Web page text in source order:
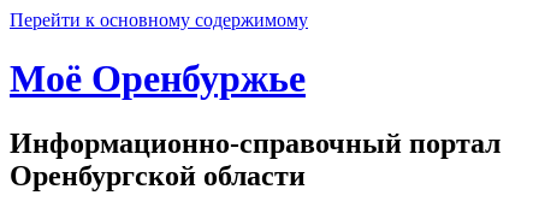
Перейти к основному содержимому
Моё Оренбуржье
Информационно-справочный портал
Оренбургской области